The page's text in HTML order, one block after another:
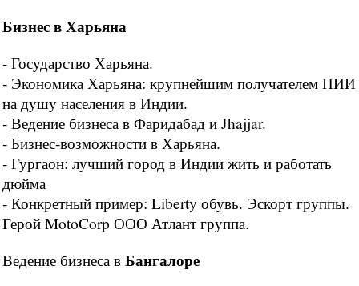
Бизнес в Харьяна
- Государство Харьяна.
- Экономика Харьяна: крупнейшим получателем ПИИ
на душу населения в Индии.
- Ведение бизнеса в Фаридабад и Jhajjar.
- Бизнес-возможности в Харьяна.
- Гургаон: лучший город в Индии жить и работать
дюйма
- Конкретный пример: Liberty обувь. Эскорт группы.
Герой MotoCorp ООО Атлант группа.
Ведение бизнеса в Бангалоре